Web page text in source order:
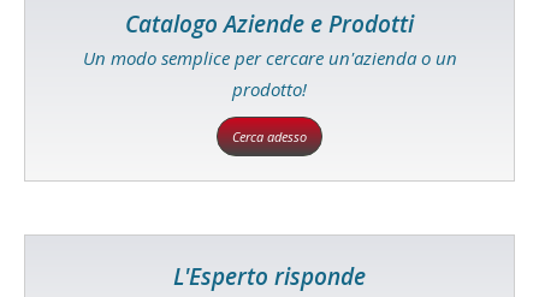
Catalogo Aziende e Prodotti
Un modo semplice per cercare un'azienda o un
prodotto!
Cerca adesso
L'Esperto risponde